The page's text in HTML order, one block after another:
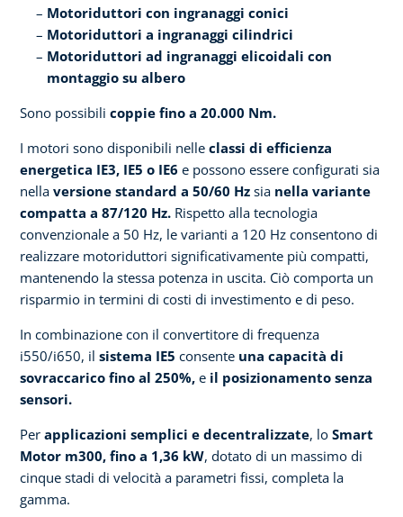
Motoriduttori con ingranaggi conici
Motoriduttori a ingranaggi cilindrici
Motoriduttori ad ingranaggi elicoidali con
montaggio su albero
Sono possibili coppie fino a 20.000 Nm.
I motori sono disponibili nelle classi di efficienza
energetica IE3, IE5 o IE6 e possono essere configurati sia
nella versione standard a 50/60 Hz sia nella variante
compatta a 87/120 Hz. Rispetto alla tecnologia
convenzionale a 50 Hz, le varianti a 120 Hz consentono di
realizzare motoriduttori significativamente più compatti,
mantenendo la stessa potenza in uscita. Ciò comporta un
risparmio in termini di costi di investimento e di peso.
In combinazione con il convertitore di frequenza
i550/i650, il sistema IE5 consente una capacità di
sovraccarico fino al 250%, e il posizionamento senza
sensori.
Per applicazioni semplici e decentralizzate, lo Smart
Motor m300, fino a 1,36 kW, dotato di un massimo di
cinque stadi di velocità a parametri fissi, completa la
gamma.